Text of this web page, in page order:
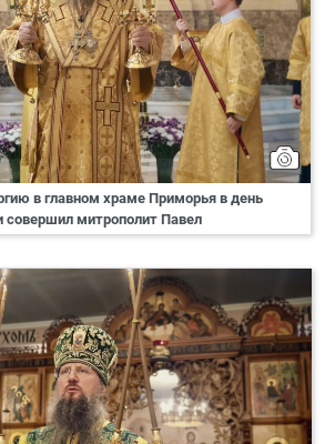
в главном храме Приморья в день
совершил митрополит Павел